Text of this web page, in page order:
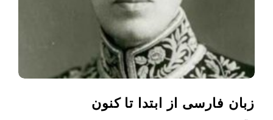
زبان فارسی از ابتدا تا کنون